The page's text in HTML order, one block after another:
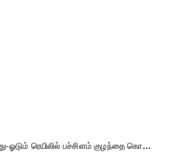
குழந்தை கொலையா..?போலீசார் விசாரணை.!!